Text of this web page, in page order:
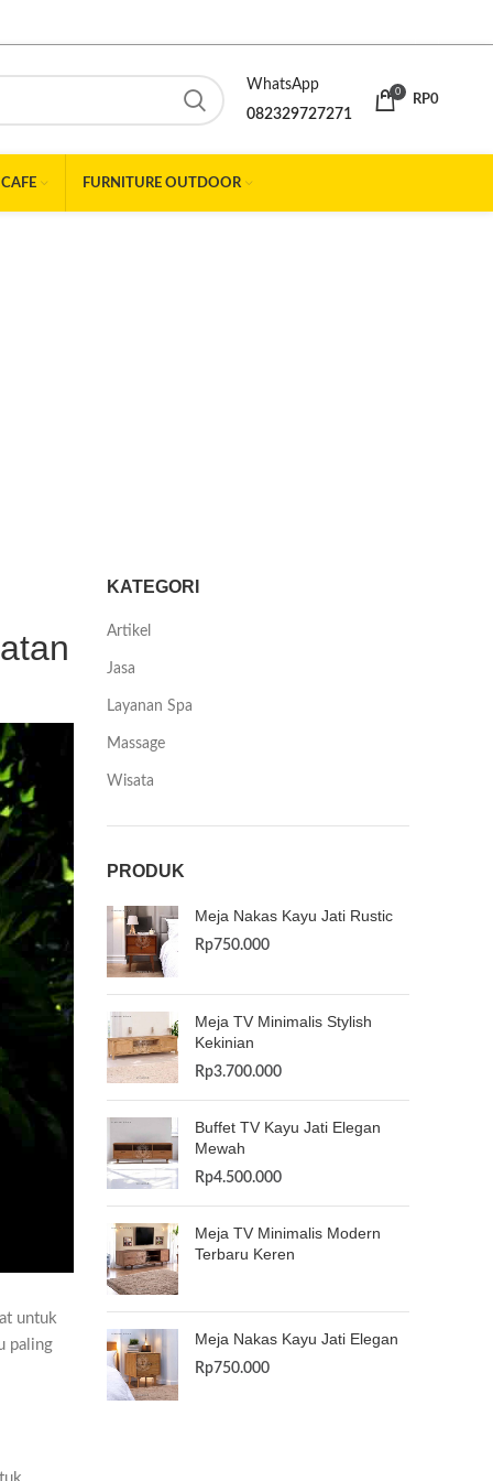
WhatsApp
082329727271
0
RP0
FURNITURE OUTDOOR
untuk
paling
KATEGORI
Artikel
Jasa
Layanan Spa
Massage
Wisata
PRODUK
Meja Nakas Kayu Jati Rustic
Rp750.000
Meja TV Minimalis Stylish
Kekinian
Rp3.700.000
Buffet TV Kayu Jati Elegan
Mewah
Rp4.500.000
Meja TV Minimalis Modern
Terbaru Keren
Meja Nakas Kayu Jati Elegan
Rp750.000